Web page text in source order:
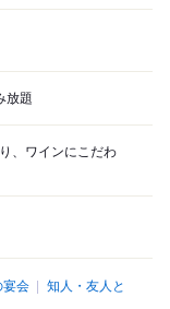
放題
、ワインにこだわ
宴会 知人・友人と